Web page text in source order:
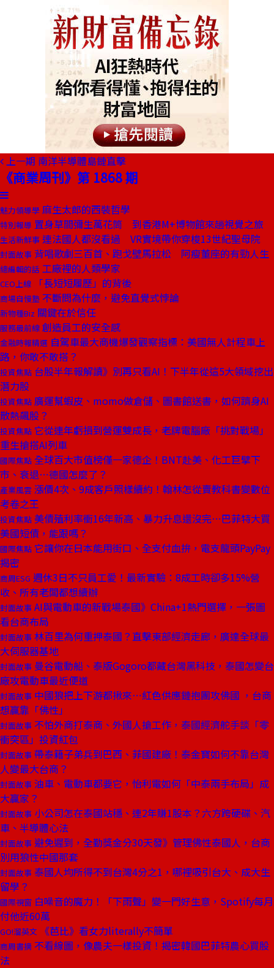
上一期 南洋半導體島鏈直擊
《商業周刊》第 1868 期
魅力領導學 麻生太郎的西裝哲學
特別報導 置身草間彌生萬花筒 到香港M+博物館來趟視覺之旅
生活新鮮事 連法國人都沒看過 VR實境帶你穿梭13世紀聖母院
封面故事 背唱歌劇三百首、跑戈壁馬拉松 阿瘦董座的有勁人生
總編輯的話 工廠裡的人類學家
CEO上線 「長短短履歷」的背後
商場自慢塾 不斷問為什麼，避免直覺式悖論
新物種Biz 關鍵在於信任
服務最前線 創造員工的安全感
金融時報精選 自駕車最大商機爆發觀察指標：美國無人計程車上
路，你敢不敢搭？
投資焦點 台股半年報解讀》別再只看AI！下半年從這5大領域挖出
潛力股
投資焦點 廣運幫蝦皮、momo做倉儲、圖書館送書，如何躋身AI
散熱飆股？
投資焦點 它從連年虧損到營運雙成長，老牌電腦廠「挑對戰場」
重生搶搭AI列車
國際焦點 全球百大市值榜僅一家德企！BNT赴美、化工巨擘下
市、衰退⋯德國怎麼了？
產業風雲 漲價4次、9成客戶照樣續約！翰林怎從賣教科書變數位
考卷之王
投資焦點 美債殖利率衝16年新高、暴力升息還沒完⋯巴菲特大買
美國短債，能跟嗎？
國際焦點 它讓你在日本能用街口、全支付血拚，電支龍頭PayPay
揭密
商周ESG 週休3日不只員工愛！最新實驗：8成工時卻多15%營
收、所有老闆都想續辦
封面故事 AI與電動車的新戰場泰國》China+1熱門選擇，一張圖
看台商布局
封面故事 林百里為何重押泰國？直擊東部經濟走廊，廣達全球最
大伺服器基地
封面故事 曼谷電動船、泰版Gogoro都藏台灣黑科技，泰國怎變台
廠攻電動車最近便道
封面故事 中國狼把上下游都揪來⋯紅色供應鏈抱團攻佛國 ，台商
想贏靠「佛性」
封面故事 不怕外商打泰商、外國人搶工作，泰國經濟舵手談「零
衝突區」投資紅包
封面故事 帶泰籍子弟兵到巴西、菲國建廠！泰金寶如何不靠台灣
人變最大台商？
封面故事 油車、電動車都要它，怡利電如何「中泰兩手布局」成
大贏家？
封面故事 小公司怎在泰國站穩、連2年賺1股本？六方跨硬碟、汽
車、半導體心法
封面故事 避免遲到，全勤獎金分30天發》管理佛性泰國人，台商
別用狼性中國那套
封面故事 泰國人均所得不到台灣4分之1，哪裡吸引台大、成大生
留學？
國際視窗 白噪音的魔力！「下雨聲」變一門好生意，Spotify每月
付他近60萬
GO!溜英文 《芭比》看女力literally不簡單
商周書摘 不看線圖，像農夫一樣投資！揭密韓國巴菲特農心買股
法